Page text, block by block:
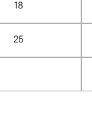
18
25